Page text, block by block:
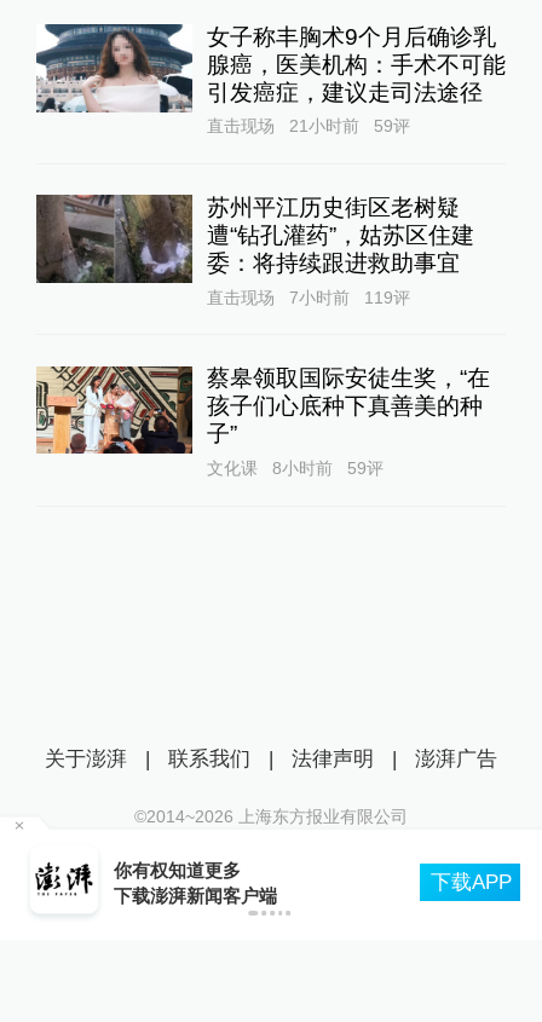
女子称丰胸术9个月后确诊乳
腺癌，医美机构：手术不可能
引发癌症，建议走司法途径
直击现场 21小时前 59评
苏州平江历史街区老树疑
遭“钻孔灌药”，姑苏区住建
委：将持续跟进救助事宜
直击现场 7小时前 119评
蔡皋领取国际安徒生奖，“在
孩子们心底种下真善美的种
子”
文化课 8小时前 59评
你有权知道更多
下载澎湃新闻客户端
下载APP
关于澎湃 | 联系我们 | 法律声明 | 澎湃广告
©2014~2026 上海东方报业有限公司
互联网新闻信息服务许可证：31120170006
沪公网安备 31010602000299号